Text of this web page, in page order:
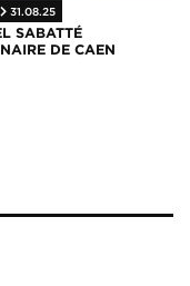
31.08.25
SABATTÉ
DE CAEN